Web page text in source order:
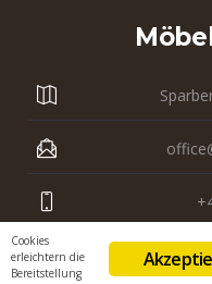
Cookies
erleichtern die
Bereitstellung